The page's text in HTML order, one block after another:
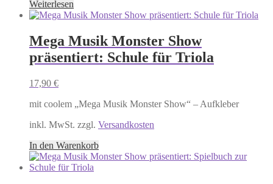
der
gewählt
werden
Weiterlesen
Mega Musik Monster Show
präsentiert: Schule für Triola
17,90 €
mit coolem „Mega Musik Monster Show“ – Aufkleber
inkl. MwSt. zzgl. Versandkosten
In den Warenkorb